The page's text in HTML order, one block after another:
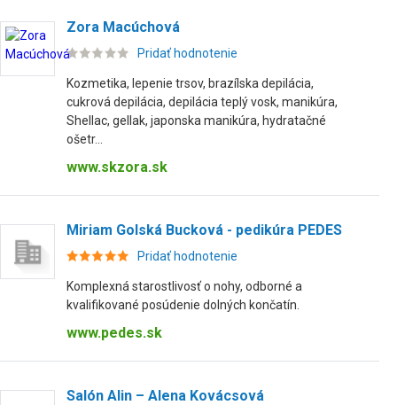
Zora Macúchová
Pridať hodnotenie
Kozmetika, lepenie trsov, brazílska depilácia,
cukrová depilácia, depilácia teplý vosk, manikúra,
Shellac, gellak, japonska manikúra, hydratačné
ošetr...
www.skzora.sk
Miriam Golská Bucková - pedikúra PEDES
Pridať hodnotenie
Komplexná starostlivosť o nohy, odborné a
kvalifikované posúdenie dolných končatín.
www.pedes.sk
Salón Alin – Alena Kovácsová